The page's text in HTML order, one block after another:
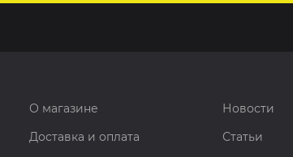
О магазине
Новости
Доставка и оплата
Статьи